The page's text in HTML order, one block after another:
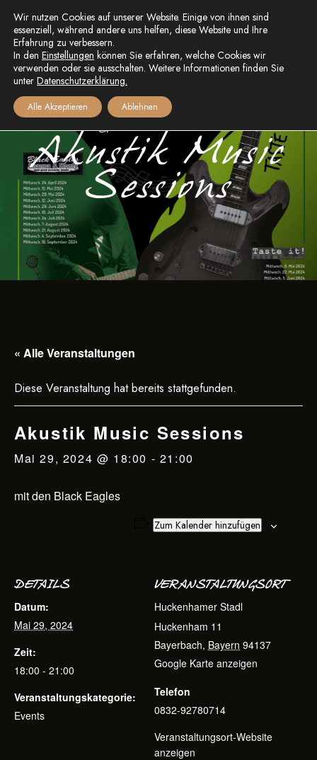
Akustik Music
Sessions
« Alle Veranstaltungen
Diese Veranstaltung hat bereits stattgefunden.
Akustik Music Sessions
Mai 29, 2024 @ 18:00 - 21:00
mit den Black Eagles
Zum Kalender hinzufügen
DETAILS
Datum:
Mai 29, 2024
Zeit:
18:00 - 21:00
Veranstaltungskategorie:
Events
VERANSTALTUNGSORT
Huckenhamer Stadl
Huckenham 11
Bayerbach, Bayern 94137
Google Karte anzeigen
Telefon
0832-92780714
Veranstaltungsort-Website
anzeigen
Wir nutzen Cookies auf unserer Website. Einige von ihnen sind
essenziell, während andere uns helfen, diese Website und Ihre
Erfahrung zu verbessern.
In den Einstellungen können Sie erfahren, welche Cookies wir
verwenden oder sie ausschalten. Weitere Informationen finden Sie
unter Datenschutzerklärung.
Alle Akzeptieren Ablehnen